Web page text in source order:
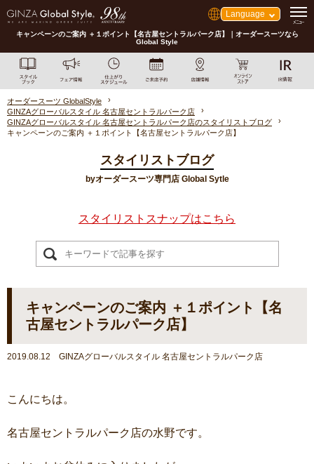
Language
キャンペーンのご案内 ＋１ポイント【名古屋セントラルパーク店】｜オーダースーツなら
Global Style
オーダースーツ GlobalStyle
GINZAグローバルスタイル 名古屋セントラルパーク店
GINZAグローバルスタイル 名古屋セントラルパーク店のスタイリストブログ
キャンペーンのご案内 ＋１ポイント【名古屋セントラルパーク店】
スタイリストブログ
byオーダースーツ専門店 Global Sytle
スタイリストスナップはこちら
キャンペーンのご案内 ＋１ポイント【名
古屋セントラルパーク店】
2019.08.12 GINZAグローバルスタイル 名古屋セントラルパーク店
こんにちは。
名古屋セントラルパーク店の水野です。